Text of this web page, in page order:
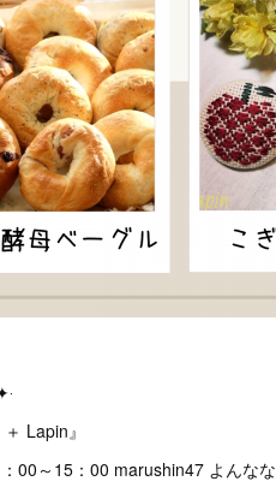
Lapin』
00～15：00 marushin47 よんなな